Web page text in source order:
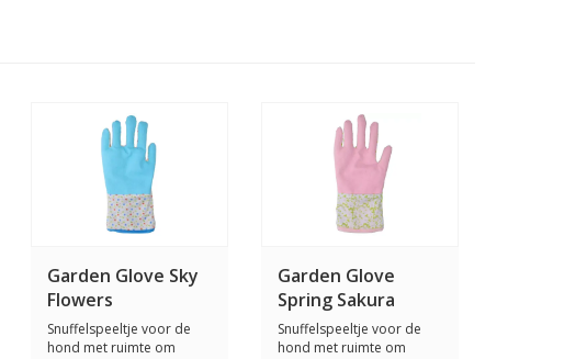
Garden Glove Sky
Flowers
Snuffelspeeltje voor de
hond met ruimte om
Garden Glove
Spring Sakura
Snuffelspeeltje voor de
hond met ruimte om